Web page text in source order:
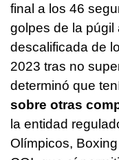
final a los 46
golpes de la púgil
descalificada de
2023 tras no
determinó que
sobre otras
la entidad
Olímpicos,